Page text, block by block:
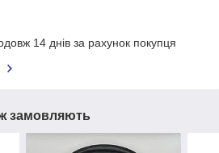
14 днів за рахунок покупця
замовляють